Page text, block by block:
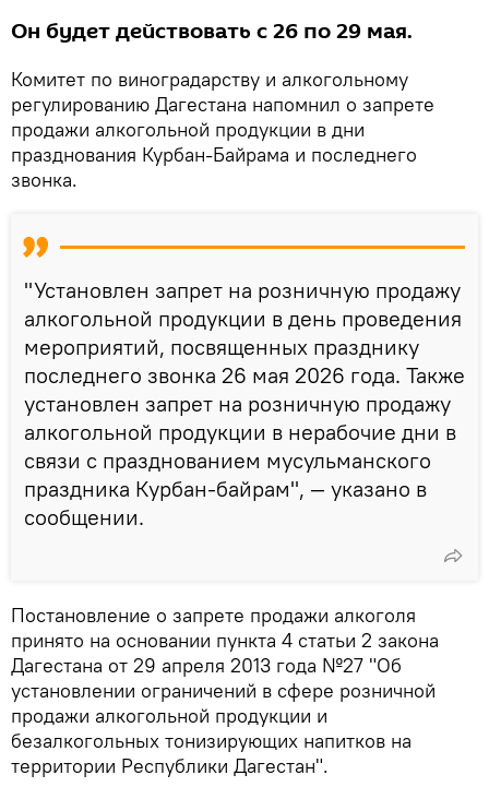
Он будет действовать с 26 по 29 мая.
Комитет по виноградарству и алкогольному
регулированию Дагестана напомнил о запрете
продажи алкогольной продукции в дни
празднования Курбан-Байрама и последнего
звонка.
"Установлен запрет на розничную продажу
алкогольной продукции в день проведения
мероприятий, посвященных празднику
последнего звонка 26 мая 2026 года. Также
установлен запрет на розничную продажу
алкогольной продукции в нерабочие дни в
связи с празднованием мусульманского
праздника Курбан-байрам", — указано в
сообщении.
Постановление о запрете продажи алкоголя
принято на основании пункта 4 статьи 2 закона
Дагестана от 29 апреля 2013 года №27 "Об
установлении ограничений в сфере розничной
продажи алкогольной продукции и
безалкогольных тонизирующих напитков на
территории Республики Дагестан".